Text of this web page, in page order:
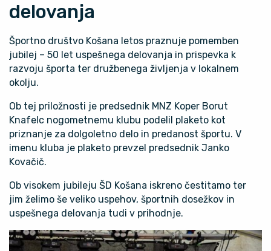
delovanja
Športno društvo Košana letos praznuje pomemben
jubilej – 50 let uspešnega delovanja in prispevka k
razvoju športa ter družbenega življenja v lokalnem
okolju.
Ob tej priložnosti je predsednik MNZ Koper Borut
Knafelc nogometnemu klubu podelil plaketo kot
priznanje za dolgoletno delo in predanost športu. V
imenu kluba je plaketo prevzel predsednik Janko
Kovačič.
Ob visokem jubileju ŠD Košana iskreno čestitamo ter
jim želimo še veliko uspehov, športnih dosežkov in
uspešnega delovanja tudi v prihodnje.